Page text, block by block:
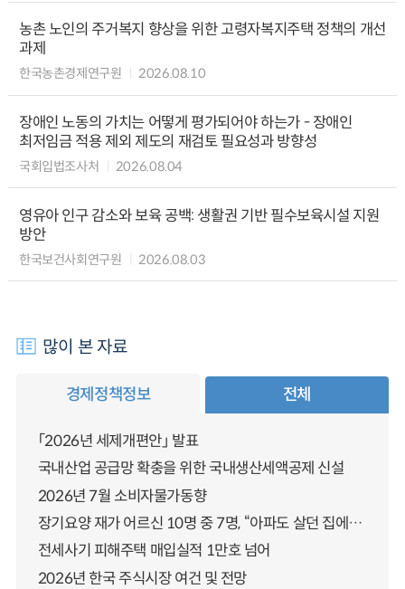
농촌 노인의 주거복지 향상을 위한 고령자복지주택 정책의 개선
과제
한국농촌경제연구원 2026.08.10
장애인 노동의 가치는 어떻게 평가되어야 하는가 - 장애인
최저임금 적용 제외 제도의 재검토 필요성과 방향성
국회입법조사처 2026.08.04
영유아 인구 감소와 보육 공백: 생활권 기반 필수보육시설 지원
방안
한국보건사회연구원 2026.08.03
많이 본 자료
경제정책정보 전체
「2026년 세제개편안」 발표
국내산업 공급망 확충을 위한 국내생산세액공제 신설
2026년 7월 소비자물가동향
장기요양 재가 어르신 10명 중 7명, “아파도 살던 집에서 살겠다” 「2025년 장기요양실태조사」 결과 발표
전세사기 피해주택 매입실적 1만호 넘어
2026년 한국 주식시장 여건 및 전망